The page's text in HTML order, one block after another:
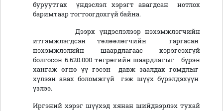
буруутгах үндэслэл хэрэгт авагдсан нотлох
баримтаар тогтоогдохгүй байна.
Дээрх үндэслэлээр нэхэмжлэгчийн
итгэмжлэгдсэн төлөөлөгчийн гаргасан
нэхэмжлэлийн шаардлагаас хэрэгсэхгүй
болгосон 6.620.000 төгрөгийн шаардлагыг бүрэн
хангаж өгнө үү гэсэн давж заалдах гомдлыг
хүлээн авах боломжгүй гэж шүүх бүрэлдэхүүн
үзлээ.
Иргэний хэрэг шүүхэд хянан шийдвэрлэх тухай